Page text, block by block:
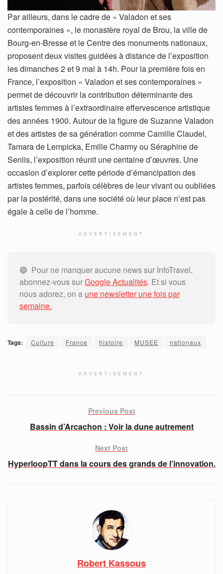
Par ailleurs, dans le cadre de « Valadon et ses
contemporaines », le monastère royal de Brou, la ville de
Bourg-en-Bresse et le Centre des monuments nationaux,
proposent deux visites guidées à distance de l’exposition
les dimanches 2 et 9 mai à 14h. Pour la première fois en
France, l’exposition « Valadon et ses contemporaines »
permet de découvrir la contribution déterminante des
artistes femmes à l’extraordinaire effervescence artistique
des années 1900. Autour de la figure de Suzanne Valadon
et des artistes de sa génération comme Camille Claudel,
Tamara de Lempicka, Emilie Charmy ou Séraphine de
Senlis, l’exposition réunit une centaine d’œuvres. Une
occasion d’explorer cette période d’émancipation des
artistes femmes, parfois célèbres de leur vivant ou oubliées
par la postérité, dans une société où leur place n’est pas
égale à celle de l’homme.
ADVERTISEMENT
🔵 Pour ne manquer aucune news sur InfoTravel,
abonnez-vous surGoogle Actualités. Et si vous
nous adorez, on a une newsletter une fois par
semaine.
Tags: Culture France histoire MUSEE nationaux
ADVERTISEMENT
Previous Post
Bassin d’Arcachon : Voir la dune autrement
Next Post
HyperloopTT dans la cours des grands de l’innovation.
Robert Kassous